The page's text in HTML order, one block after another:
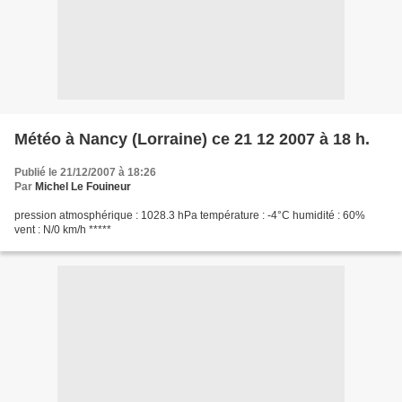
Météo à Nancy (Lorraine) ce 21 12 2007 à 18 h.
Publié le 21/12/2007 à 18:26
Par Michel Le Fouineur
pression atmosphérique : 1028.3 hPa température : -4°C humidité : 60%
vent : N/0 km/h *****